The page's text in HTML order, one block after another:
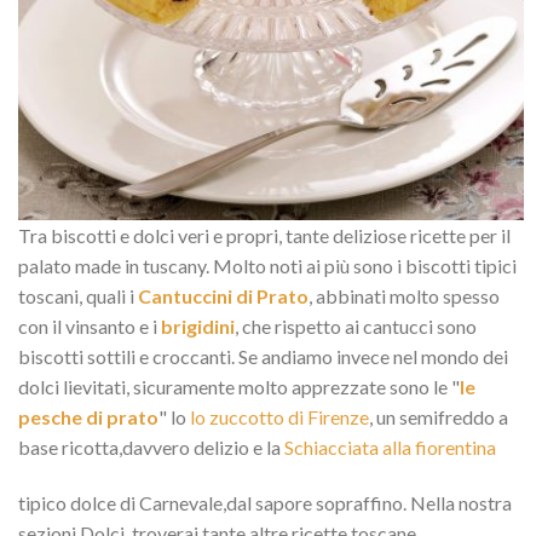
Tra biscotti e dolci veri e propri, tante deliziose ricette per il
palato made in tuscany. Molto noti ai più sono i biscotti tipici
toscani, quali i Cantuccini di Prato, abbinati molto spesso
con il vinsanto e i brigidini, che rispetto ai cantucci sono
biscotti sottili e croccanti. Se andiamo invece nel mondo dei
dolci lievitati, sicuramente molto apprezzate sono le "le
pesche di prato" lo lo zuccotto di Firenze, un semifreddo a
base ricotta,davvero delizio e la Schiacciata alla fiorentina
tipico dolce di Carnevale,dal sapore sopraffino. Nella nostra